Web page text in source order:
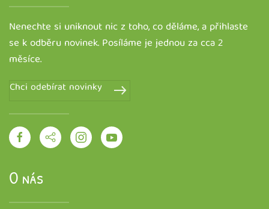
Nenechte si uniknout nic z toho, co děláme, a přihlaste
se k odběru novinek. Posíláme je jednou za cca 2
měsíce.
Chci odebírat novinky
O nás